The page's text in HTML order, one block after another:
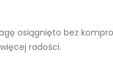
osiągnięto bez
radości.